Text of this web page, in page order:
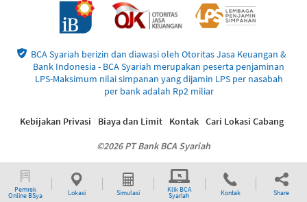
Pemrek
Online BSya Lokasi Simulasi Klik BCA
Syariah Kontak Share
BCA Syariah berizin dan diawasi oleh Otoritas Jasa Keuangan &
Bank Indonesia - BCA Syariah merupakan peserta penjaminan
LPS-Maksimum nilai simpanan yang dijamin LPS per nasabah
per bank adalah Rp2 miliar
©2026 PT Bank BCA Syariah
Kebijakan Privasi Biaya dan Limit Kontak Cari Lokasi Cabang